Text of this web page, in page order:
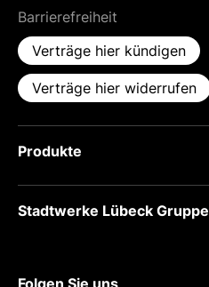
Barrierefreiheit
Verträge hier kündigen
Verträge hier widerrufen
Produkte
Strom
Erdgas
Photovoltaik
Stadtwerke Lübeck Gruppe
Karriere
Folgen Sie uns